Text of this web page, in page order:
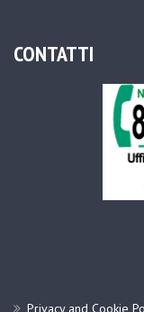
CONTATTI
Privacy and Cookie